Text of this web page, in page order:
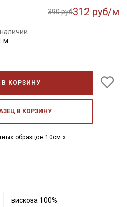
390 руб312 руб/м
м
КОРЗИНУ
В КОРЗИНУ
образцов 10см x
вискоза 100%